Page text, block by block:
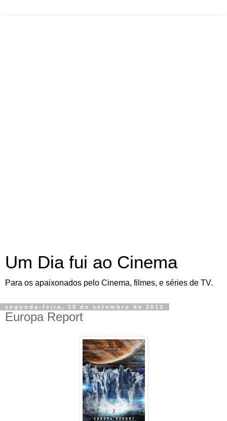
Um Dia fui ao Cinema
Para os apaixonados pelo Cinema, filmes, e séries de TV.
segunda-feira, 30 de setembro de 2013
Europa Report